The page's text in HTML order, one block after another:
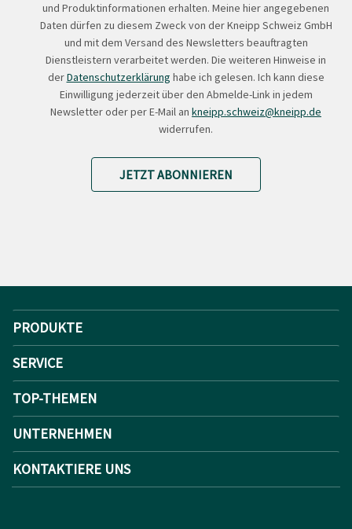
und Produktinformationen erhalten. Meine hier angegebenen
Daten dürfen zu diesem Zweck von der Kneipp Schweiz GmbH
und mit dem Versand des Newsletters beauftragten
Dienstleistern verarbeitet werden. Die weiteren Hinweise in
derDatenschutzerklärung habe ich gelesen. Ich kann diese
Einwilligung jederzeit über den Abmelde-Link in jedem
Newsletter oder per E-Mail an kneipp.schweiz@kneipp.de
widerrufen.
JETZT ABONNIEREN
PRODUKTE
SERVICE
TOP-THEMEN
UNTERNEHMEN
KONTAKTIERE UNS